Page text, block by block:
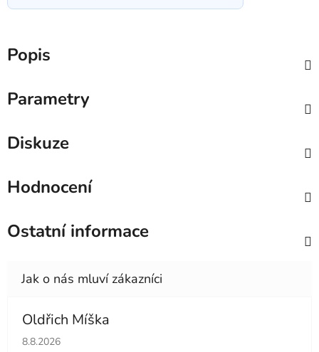
Popis
Parametry
Diskuze
Hodnocení
Ostatní informace
Oldřich Míška
Hodnocení obchodu je 5 z 5 hvězdiček.
8.8.2026